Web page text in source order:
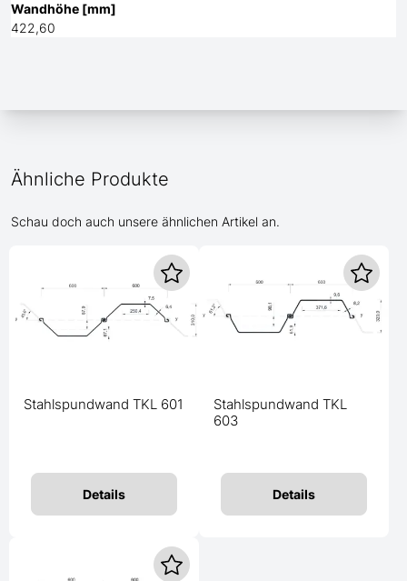
Wandhöhe [mm]
422,60
Ähnliche Produkte
Schau doch auch unsere ähnlichen Artikel an.
Stahlspundwand TKL 601
Details
Stahlspundwand TKL
603
Details